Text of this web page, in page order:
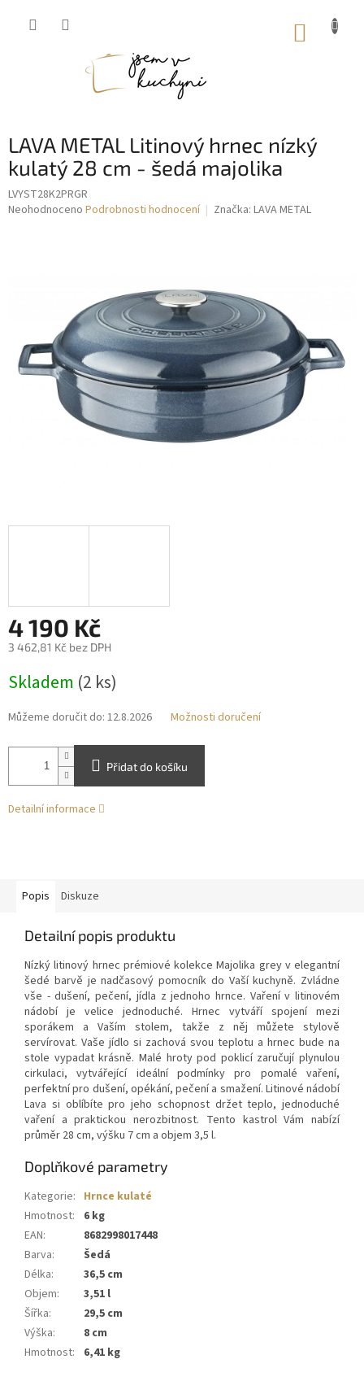
LAVA METAL Litinový hrnec nízký
kulatý 28 cm - šedá majolika
LVYST28K2PRGR
Průměrné
Neohodnoceno Podrobnosti hodnocení Značka: LAVA METAL
4 190 Kč
3 462,81 Kč bez DPH
cena:
Skladem (2 ks)
Můžeme doručit do: 12.8.2026 Možnosti doručení
Přidat do košíku
Detailní informace
Popis Diskuze
Detailní popis produktu
Nízký litinový hrnec prémiové kolekce Majolika grey v elegantní
šedé barvě je nadčasový pomocník do Vaší kuchyně. Zvládne
vše - dušení, pečení, jídla z jednoho hrnce. Vaření v litinovém
nádobí je velice jednoduché. Hrnec vytváří spojení mezi
sporákem a Vaším stolem, takže z něj můžete stylově
servírovat. Vaše jídlo si zachová svou teplotu a hrnec bude na
stole vypadat krásně. Malé hroty pod poklicí zaručují plynulou
cirkulaci, vytvářející ideální podmínky pro pomalé vaření,
perfektní pro dušení, opékání, pečení a smažení. Litinové nádobí
Lava si oblíbíte pro jeho schopnost držet teplo, jednoduché
vaření a praktickou nerozbitnost. Tento kastrol Vám nabízí
průměr 28 cm, výšku 7 cm a objem 3,5 l.
Doplňkové parametry
Kategorie: Hrnce kulaté
Hmotnost:
6 kg
EAN:
8682998017448
Barva:
Šedá
Délka:
36,5 cm
Objem:
3,51 l
Šířka:
29,5 cm
Výška:
8 cm
Hmotnost: 6,41 kg